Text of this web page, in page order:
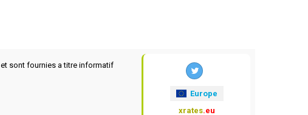
et sont fournies a titre informatif
Europe
xrates.eu